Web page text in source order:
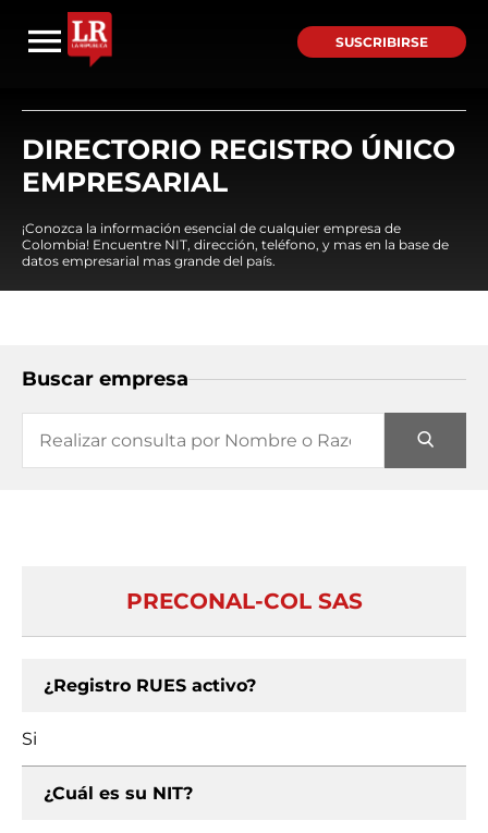
SUSCRIBIRSE
DIRECTORIO REGISTRO ÚNICO
EMPRESARIAL
¡Conozca la información esencial de cualquier empresa de
Colombia! Encuentre NIT, dirección, teléfono, y mas en la base de
datos empresarial mas grande del país.
Buscar empresa
PRECONAL-COL SAS
¿Registro RUES activo?
Si
¿Cuál es su NIT?